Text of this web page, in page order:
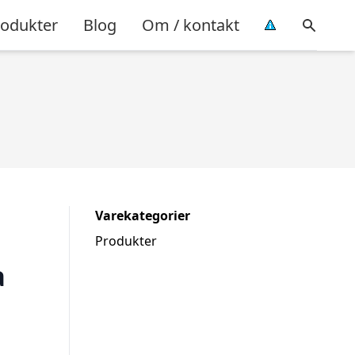
Blog Om / kontakt
Varekategorier
Produkter